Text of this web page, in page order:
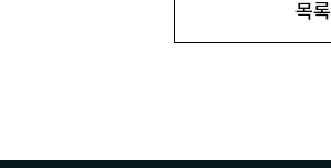
목록